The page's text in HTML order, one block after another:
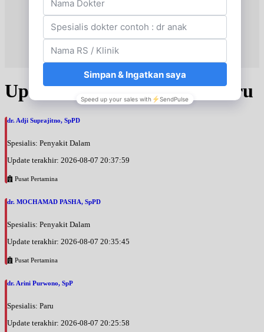
Senin, 17/08/2026
Jam 08:00 - 10:00
Jam 16:00 - 18:00
BPJS
Selasa, 18/08/2026
BPJS
Selasa, 18/08/2026
EKSEKUTIF
Rabu, 19/08/2026
EKSEKUTIF
Jam 16:00 - 18:00
Jam 09:00 - 12:00
Update Jadwal Dokter terbaru
dr. Adji Suprajitno, SpPD
Spesialis: Penyakit Dalam
Update terakhir: 2026-08-07 20:37:59
Pusat Pertamina
dr. MOCHAMAD PASHA, SpPD
Spesialis: Penyakit Dalam
Update terakhir: 2026-08-07 20:35:45
Pusat Pertamina
dr. Arini Purwono, SpP
Spesialis: Paru
Update terakhir: 2026-08-07 20:25:58